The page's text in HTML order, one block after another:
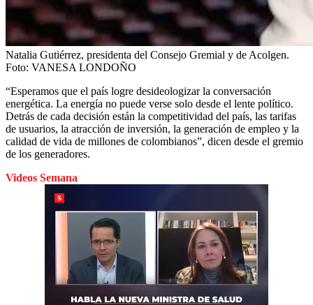
Natalia Gutiérrez, presidenta del Consejo Gremial y de Acolgen.
Foto: VANESA LONDOÑO
“Esperamos que el país logre desideologizar la conversación
energética. La energía no puede verse solo desde el lente político.
Detrás de cada decisión están la competitividad del país, las tarifas
de usuarios, la atracción de inversión, la generación de empleo y la
calidad de vida de millones de colombianos”, dicen desde el gremio
de los generadores.
Videos Semana